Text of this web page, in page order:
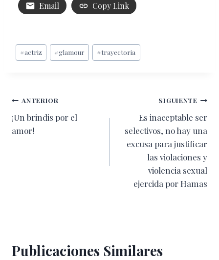
Email Copy Link
Etiquetas
de
#actriz #glamour #trayectoria
Navegación
de
ANTERIOR
¡Un brindis por el
amor!
SIGUIENTE
Es inaceptable ser
selectivos, no hay una
excusa para justificar
las violaciones y
violencia sexual
ejercida por Hamas
Publicaciones Similares